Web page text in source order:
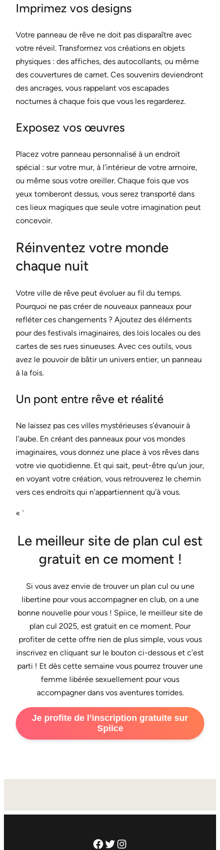
Imprimez vos designs
Votre panneau de rêve ne doit pas disparaître avec
votre réveil. Transformez vos créations en objets
physiques : des affiches, des autocollants, ou même
des couvertures de carnet. Ces souvenirs deviendront
des ancrages, vous rappelant vos escapades
nocturnes à chaque fois que vous les regarderez.
Exposez vos œuvres
Placez votre panneau personnalisé à un endroit
spécial : sur votre mur, à l’intérieur de votre armoire,
ou même sous votre oreiller. Chaque fois que vos
yeux tomberont dessus, vous serez transporté dans
ces lieux magiques que seule votre imagination peut
concevoir.
Réinventez votre monde
chaque nuit
Votre ville de rêve peut évoluer au fil du temps.
Pourquoi ne pas créer de nouveaux panneaux pour
refléter ces changements ? Ajoutez des éléments
pour des festivals imaginaires, des lois locales ou des
cartes de ses rues sinueuses. Avec ces outils, vous
avez le pouvoir de bâtir un univers entier, un panneau
à la fois.
Un pont entre rêve et réalité
Ne laissez pas ces villes mystérieuses s’évanouir à
l’aube. En créant des panneaux pour vos mondes
imaginaires, vous donnez une place à vos rêves dans
votre vie quotidienne. Et qui sait, peut-être qu’un jour,
en voyant votre création, vous retrouverez le chemin
vers ces endroits qui n’appartiennent qu’à vous.
« `
Le meilleur site de plan cul est
gratuit en ce moment !
Si vous avez envie de trouver un plan cul ou une
libertine pour vous accompagner en club, on a une
bonne nouvelle pour vous ! Spiice, le meilleur site de
plan cul 2025, est gratuit en ce moment. Pour
profiter de cette offre rien de plus simple, vous vous
inscrivez en cliquant sur le bouton ci-dessous et c’est
parti ! Et dès cette semaine vous pourrez trouver une
femme libérée sexuellement pour vous
accompagner dans vos aventures torrides.
Je profite de l’inscription gratuite sur
Spiice
Facebook
Twitter
Instagram